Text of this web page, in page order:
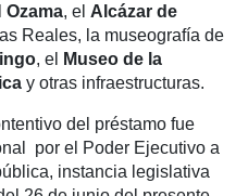
Ozama, el Alcázar de
Reales, la museografía de
, el
Museo de la
y otras infraestructuras.
del préstamo fue
por el Poder Ejecutivo a
instancia legislativa